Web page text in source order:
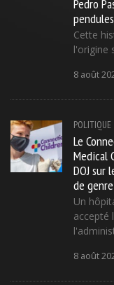
Pedro
Cette
l'origine
8 août
POLITIQUE
Le
Medical
DOJ sur
de genre
Un
accepté
8 août